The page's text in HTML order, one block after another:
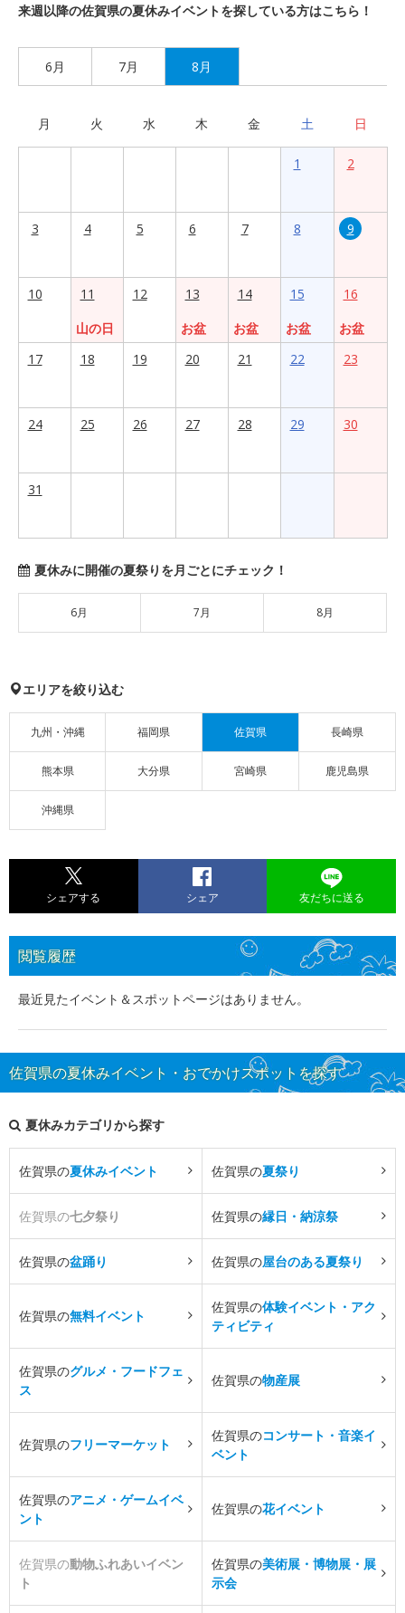
来週以降の佐賀県の夏休みイベントを探している方はこちら！
6月 7月 8月
月 火 水 木 金 土 日
1 2
3 4 5 6 7 8 9
10
11
山の日
12
13
お盆
14
お盆
15
お盆
16
お盆
17
18 19 20 21 22 23
24 25 26 27 28 29 30
31
夏休みに開催の夏祭りを月ごとにチェック！
6月 7月 8月
エリアを絞り込む
九州・沖縄 福岡県 佐賀県 長崎県
熊本県 大分県 宮崎県 鹿児島県
沖縄県
シェアする シェア 友だちに送る
閲覧履歴
最近見たイベント＆スポットページはありません。
佐賀県の夏休みイベント・おでかけスポットを探す
夏休みカテゴリから探す
佐賀県の夏休みイベント 佐賀県の夏祭り
佐賀県の七夕祭り 佐賀県の縁日・納涼祭
佐賀県の盆踊り 佐賀県の屋台のある夏祭り
佐賀県の無料イベント
佐賀県の体験イベント・アク
ティビティ
佐賀県のグルメ・フードフェ
ス
佐賀県の物産展
佐賀県のフリーマーケット
佐賀県のコンサート・音楽イ
ベント
佐賀県のアニメ・ゲームイベ
ント
佐賀県の花イベント
佐賀県の動物ふれあいイベン
ト
佐賀県の美術展・博物展・展
示会